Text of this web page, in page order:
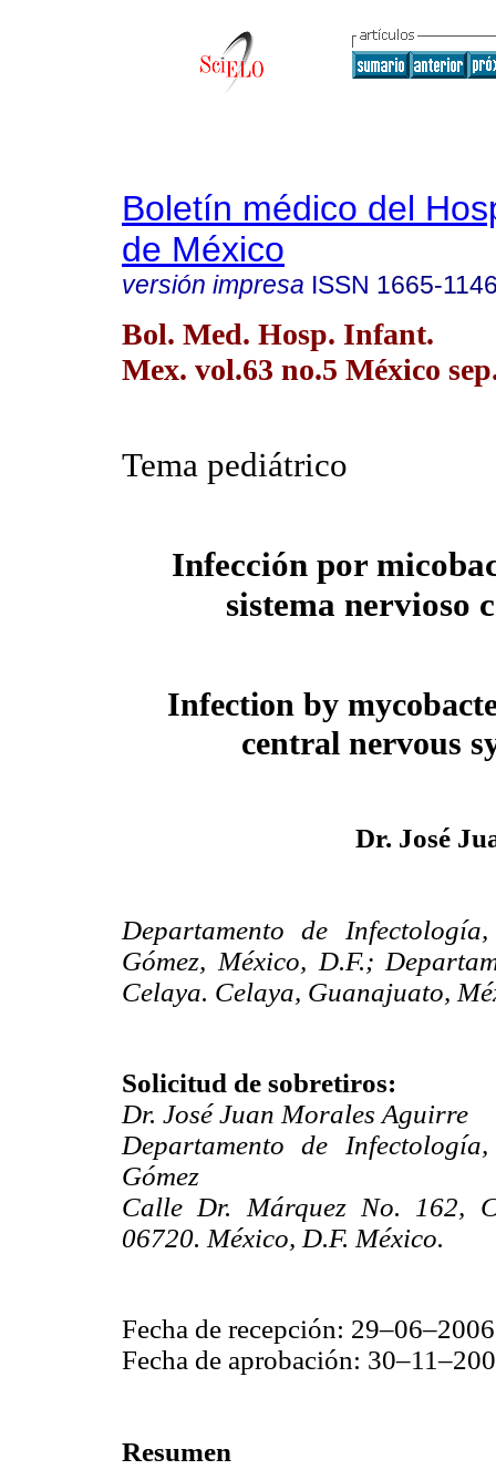
Boletín médico del
de México
versión impresa ISSN 1665-
Bol. Med. Hosp. Infant.
Mex. vol.63 no.5 México
Tema pediátrico
Infección por
sistema nervioso
Infection by
central nervous
Dr. José
Departamento de
Gómez, México, D.F.;
Celaya. Celaya, Guanajuato,
Solicitud de sobretiros:
Dr. José Juan Morales Aguirre
Departamento de
Gómez
Calle Dr. Márquez No. 162,
06720. México, D.F. México.
Fecha de recepción: 29–06–2006
Fecha de aprobación:
Resumen